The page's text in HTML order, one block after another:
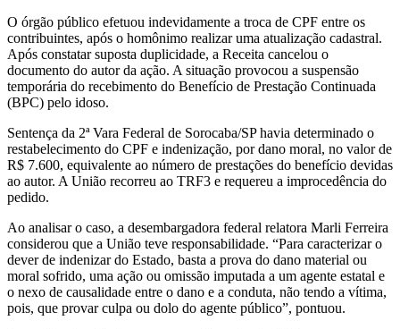
O órgão público efetuou indevidamente a troca de CPF entre os
contribuintes, após o homônimo realizar uma atualização cadastral.
Após constatar suposta duplicidade, a Receita cancelou o
documento do autor da ação. A situação provocou a suspensão
temporária do recebimento do Benefício de Prestação Continuada
(BPC) pelo idoso.
Sentença da 2ª Vara Federal de Sorocaba/SP havia determinado o
restabelecimento do CPF e indenização, por dano moral, no valor de
R$ 7.600, equivalente ao número de prestações do benefício devidas
ao autor. A União recorreu ao TRF3 e requereu a improcedência do
pedido.
Ao analisar o caso, a desembargadora federal relatora Marli Ferreira
considerou que a União teve responsabilidade. “Para caracterizar o
dever de indenizar do Estado, basta a prova do dano material ou
moral sofrido, uma ação ou omissão imputada a um agente estatal e
o nexo de causalidade entre o dano e a conduta, não tendo a vítima,
pois, que provar culpa ou dolo do agente público”, pontuou.